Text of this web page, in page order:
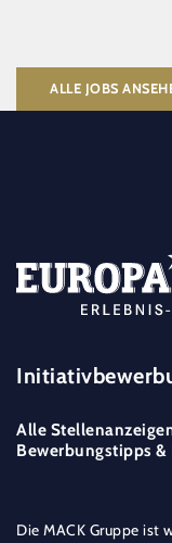
ALLE JOBS
Die MACK Gruppe
Alle
Bewerbungstipps &